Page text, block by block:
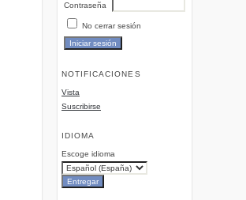
Contraseña
No cerrar sesión
NOTIFICACIONES
Vista
Suscribirse
IDIOMA
Escoge idioma